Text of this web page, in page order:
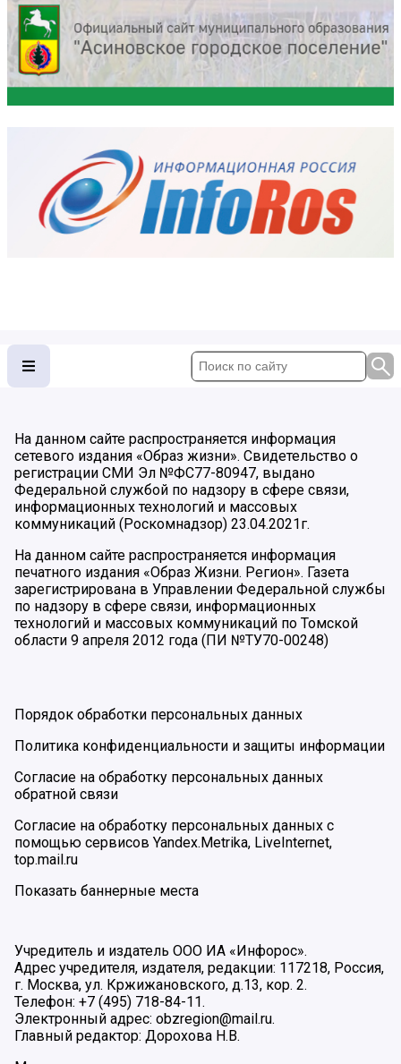
На данном сайте распространяется информация
сетевого издания «Образ жизни». Свидетельство о
регистрации СМИ Эл №ФС77-80947, выдано
Федеральной службой по надзору в сфере связи,
информационных технологий и массовых
коммуникаций (Роскомнадзор) 23.04.2021г.
На данном сайте распространяется информация
печатного издания «Образ Жизни. Регион». Газета
зарегистрирована в Управлении Федеральной службы
по надзору в сфере связи, информационных
технологий и массовых коммуникаций по Томской
области 9 апреля 2012 года (ПИ №ТУ70-00248)
Порядок обработки персональных данных
Политика конфиденциальности и защиты информации
Согласие на обработку персональных данных
обратной связи
Согласие на обработку персональных данных с
помощью сервисов Yandex.Metrika, LiveInternet,
top.mail.ru
Показать баннерные места
Учредитель и издатель ООО ИА «Инфорос».
Адрес учредителя, издателя, редакции: 117218, Россия,
г. Москва, ул. Кржижановского, д.13, кор. 2.
Телефон: +7 (495) 718-84-11.
Электронный адрес: obzregion@mail.ru.
Главный редактор: Дорохова Н.В.